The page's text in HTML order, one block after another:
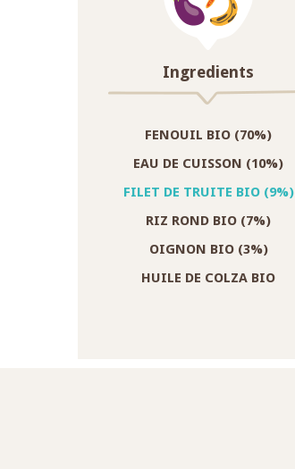
Ingredients
FENOUIL BIO (70%)
EAU DE CUISSON (10%)
FILET DE TRUITE BIO (9%)
RIZ ROND BIO (7%)
OIGNON BIO (3%)
HUILE DE COLZA BIO